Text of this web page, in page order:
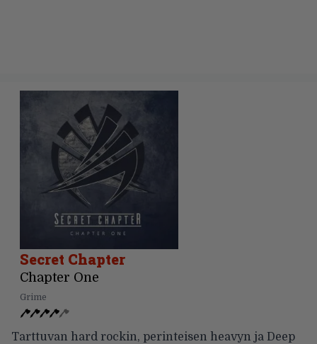
Secret Chapter
Chapter One
Grime
Tarttuvan hard rockin, perinteisen heavyn ja Deep